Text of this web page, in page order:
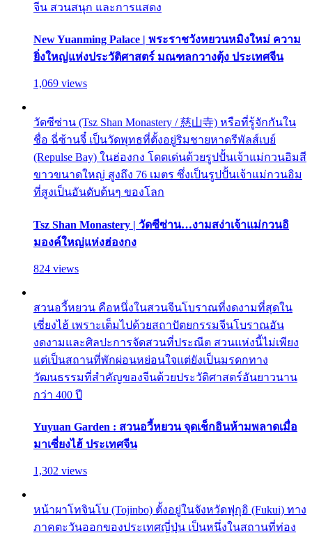
จีน สวนสนุก และการแสดง
New Yuanming Palace | พระราชวังหยวนหมิงใหม่ ความ
ยิ่งใหญ่แห่งประวัติศาสตร์ มณฑลกวางตุ้ง ประเทศจีน
1,069 views
วัดซีซ่าน (Tsz Shan Monastery / 慈山寺) หรือที่รู้จักกันใน
ชื่อ ฉี่ซ้านจี๋ เป็นวัดพุทธที่ตั้งอยู่ริมชายหาดรีพัลส์เบย์
(Repulse Bay) ในฮ่องกง โดดเด่นด้วยรูปปั้นเจ้าแม่กวนอิมสี
ขาวขนาดใหญ่ สูงถึง 76 เมตร ซึ่งเป็นรูปปั้นเจ้าแม่กวนอิม
ที่สูงเป็นอันดับต้นๆ ของโลก
Tsz Shan Monastery | วัดซีซ่าน…งามสง่าเจ้าแม่กวนอิ
มองค์ใหญ่แห่งฮ่องกง
824 views
สวนอวี้หยวน คือหนึ่งในสวนจีนโบราณที่งดงามที่สุดใน
เซี่ยงไฮ้ เพราะเต็มไปด้วยสถาปัตยกรรมจีนโบราณอัน
งดงามและศิลปะการจัดสวนที่ประณีต สวนแห่งนี้ไม่เพียง
แต่เป็นสถานที่พักผ่อนหย่อนใจแต่ยังเป็นมรดกทาง
วัฒนธรรมที่สำคัญของจีนด้วยประวัติศาสตร์อันยาวนาน
กว่า 400 ปี
Yuyuan Garden : สวนอวี้หยวน จุดเช็กอินห้ามพลาดเมื่อ
มาเซี่ยงไฮ้ ประเทศจีน
1,302 views
หน้าผาโทจินโบ (Tojinbo) ตั้งอยู่ในจังหวัดฟุกุอิ (Fukui) ทาง
ภาคตะวันออกของประเทศญี่ปุ่น เป็นหนึ่งในสถานที่ท่อง